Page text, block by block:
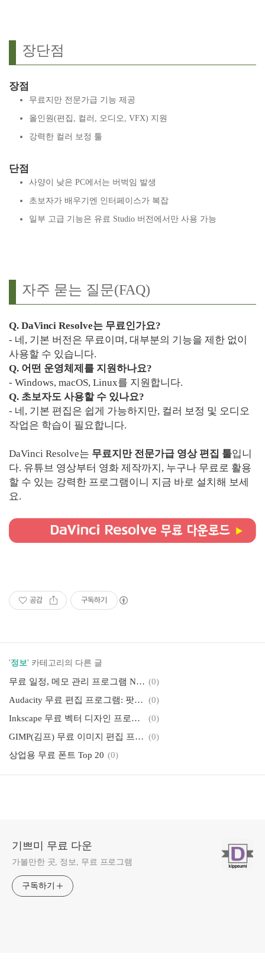
장단점
장점
무료지만 전문가급 기능 제공
올인원(편집, 컬러, 오디오, VFX) 지원
강력한 컬러 보정 툴
단점
사양이 낮은 PC에서는 버벅임 발생
초보자가 배우기엔 인터페이스가 복잡
일부 고급 기능은 유료 Studio 버전에서만 사용 가능
자주 묻는 질문(FAQ)
Q. DaVinci Resolve는 무료인가요?
- 네, 기본 버전은 무료이며, 대부분의 기능을 제한 없이
사용할 수 있습니다.
Q. 어떤 운영체제를 지원하나요?
- Windows, macOS, Linux를 지원합니다.
Q. 초보자도 사용할 수 있나요?
- 네, 기본 편집은 쉽게 가능하지만, 컬러 보정 및 오디오
작업은 학습이 필요합니다.
DaVinci Resolve는 무료지만 전문가급 영상 편집 툴입니
다. 유튜브 영상부터 영화 제작까지, 누구나 무료로 활용
할 수 있는 강력한 프로그램이니 지금 바로 설치해 보세
요.
공감 구독하기
'정보' 카테고리의 다른 글
무료 일정, 메모 관리 프로그램 Notion 사용법 (0)
Audacity 무료 편집 프로그램: 팟캐스트, 유튜브 오디오 편집 필수 툴
(0)
Inkscape 무료 벡터 디자인 프로그램: 일러스트레이터 대체
(0)
GIMP(김프) 무료 이미지 편집 프로그램 : 포토샵 대체 완벽 가이드 (0)
상업용 무료 폰트 Top 20 (0)
기쁘미 무료 다운
가볼만한 곳, 정보, 무료 프로그램
구독하기